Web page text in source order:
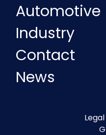
Automotive
Industry
Contact
News